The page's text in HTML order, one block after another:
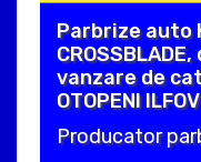
Parbrize auto
vanzare de
OTOPENI
Producator